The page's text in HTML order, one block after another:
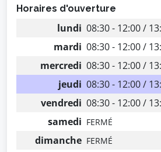
Horaires d'ouverture
lundi 08:30 - 12:00 /
mardi 08:30 - 12:00 /
mercredi 08:30 - 12:00 /
jeudi 08:30 - 12:00 /
vendredi 08:30 - 12:00 /
samedi FERMÉ
dimanche FERMÉ